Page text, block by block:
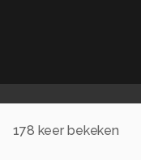
178 keer bekeken